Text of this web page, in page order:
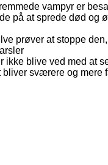
vampyr er
på at sprede død og
prøver at stoppe
ikke blive ved med at
bliver sværere og mere